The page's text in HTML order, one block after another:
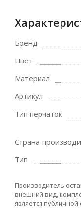
Бренд
Цвет
Материал
Артикул
Тип перчаток
Страна-
Тип
Производитель
внешний вид,
является публичной